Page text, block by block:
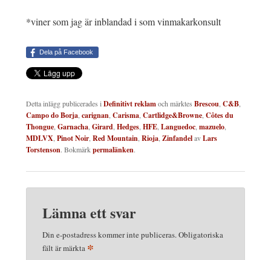
*viner som jag är inblandad i som vinmakarkonsult
Dela på Facebook
Detta inlägg publicerades iDefinitivt reklamoch märktes Brescou,C&B,
Campo do Borja,carignan,Carisma,Cartlidge&Browne,Côtes du
Thongue,Garnacha,Girard,Hedges,HFE,Languedoc,mazuelo,
MDLVX,Pinot Noir,Red Mountain,Rioja,ZinfandelavLars
Torstenson. Bokmärkpermalänken.
Lämna ett svar
Din e-postadress kommer inte publiceras.Obligatoriska
fält är märkta *